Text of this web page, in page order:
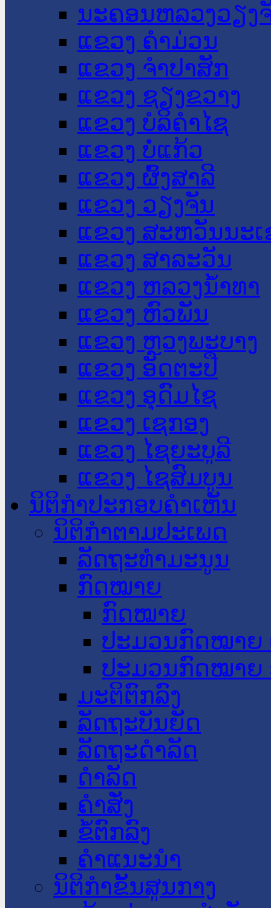
ນະ​ຄອນ​ຫລວງວຽງ
ແຂວງ ຄໍາມ່ວນ
ແຂວງ ຈໍາປາສັກ
ແຂວງ ຊຽງຂວາງ
ແຂວງ ບໍລິຄໍາໄຊ
ແຂວງ ບໍ່ແກ້ວ
ແຂວງ ຜົ້ງສາລີ
ແຂວງ ວຽງຈັນ
ແຂວງ ສະຫວັນນະ
ແຂວງ ສາລະວັນ
ແຂວງ ຫລວງນໍ້າທາ
ແຂວງ ຫົວພັນ
ແຂວງ ຫຼວງພະບາງ
ແຂວງ ອັດຕະປື
ແຂວງ ອຸດົມໄຊ
ແຂວງ ເຊກອງ
ແຂວງ ໄຊຍະບູລີ
ແຂວງ ໄຊສົມບູນ
ນິຕິກໍາປະກອບຄໍາເຫັນ
ນິຕິກໍາຕາມປະເພດ
ລັດຖະທໍາມະນູນ
ກົດໝາຍ
ກົດໝາຍ
ປະມວນກົດໝາຍ
ປະມວນກົດໝາຍ
ມະຕິຕົກລົງ
ລັດຖະບັນຍັດ
ລັດຖະດໍາລັດ
ດໍາລັດ
ຄໍາສັ່ງ
ຂໍ້ຕົກລົງ
ຄໍາແນະນໍາ
ນິຕິກຳຂັ້ນສູນກາງ